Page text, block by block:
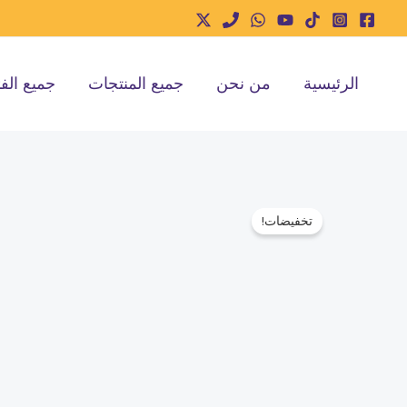
تخطي
إلى
الرئيسية من نحن جميع المنتجات جميع
تخفيضات!